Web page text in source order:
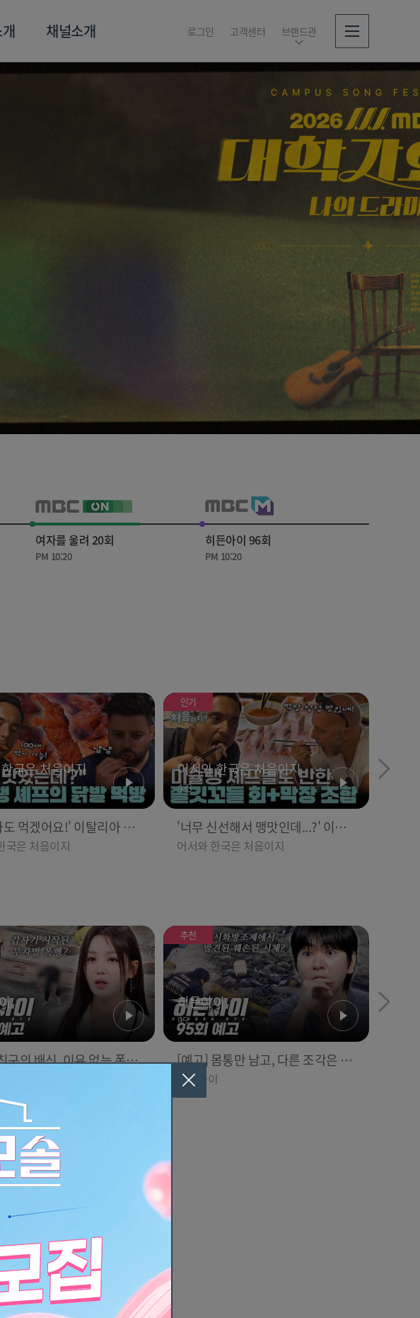
채널소개 로그인 고객센터 브랜드관
여자를 울려 20회
PM 10:20
히든아이 96회
PM 10:20
국은 처음이지
먹겠어요!' 이탈리아 셰
격한 K-닭발! l #어서와
국은 처음이지
어서와 한국은 처음이지
438
인기
'너무 신선해서 맹맛인데...?' 이탈
리아 셰프들이 회 먹다 막장에 빠진
어서와 한국은 처음이지
국은 처음이지
내가 美친 것 같아...' 큰
전하는 산낙지 먹방! l #
국은처음이지 l #MBCeve
국은 처음이지
위대한 가이드 3
압도적인 규모‼️ 최대 규모의 부족
시장 ‘까이 아페르’ l #위대한가이드
3 l #MBCevery1 l EP.3
위대한 가이드 3
구의 배신, 이유 없는 폭
히든아이
95
추천
[예고] 몸통만 남고, 다른 조각은 어
디에..? 시화호에서 드러난 충격적
인 토막 살인사건!
히든아이
가지를 덮친 무차별 범죄!
가 포착한 충격적 골프
사건!